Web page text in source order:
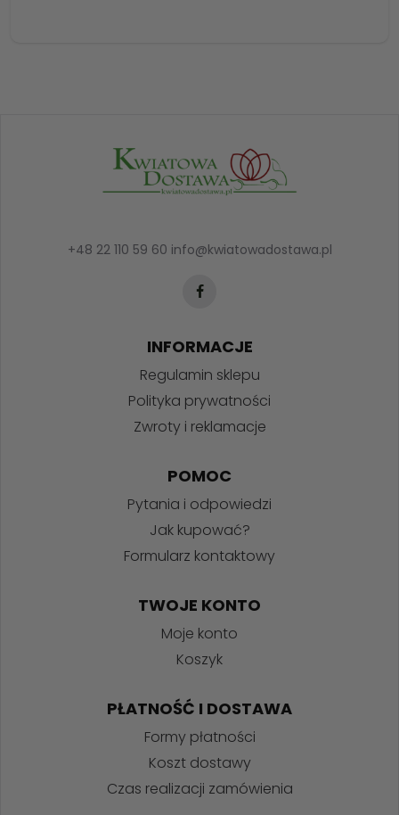
+48 22 110 59 60 info@kwiatowadostawa.pl
INFORMACJE
Regulamin sklepu
Polityka prywatności
Zwroty i reklamacje
POMOC
Pytania i odpowiedzi
Jak kupować?
Formularz kontaktowy
TWOJE KONTO
Moje konto
Koszyk
PŁATNOŚĆ I DOSTAWA
Formy płatności
Koszt dostawy
Czas realizacji zamówienia